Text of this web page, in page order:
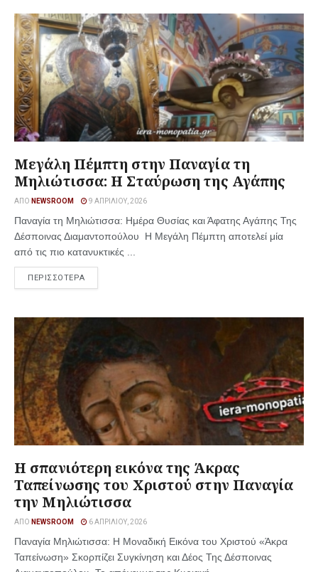
Μεγάλη Πέμπτη στην Παναγία τη
Μηλιώτισσα: Η Σταύρωση της Αγάπης
ΑΠΌ NEWSROOM 9 ΑΠΡΙΛΊΟΥ, 2026
Παναγία τη Μηλιώτισσα: Ημέρα Θυσίας και Άφατης Αγάπης Της
Δέσποινας Διαμαντοπούλου Η Μεγάλη Πέμπτη αποτελεί μία
από τις πιο κατανυκτικές ...
ΠΕΡΙΣΣΟΤΕΡΑ
Η σπανιότερη εικόνα της Άκρας
Ταπείνωσης του Χριστού στην Παναγία
την Μηλιώτισσα
ΑΠΌ NEWSROOM 6 ΑΠΡΙΛΊΟΥ, 2026
Παναγία Μηλιώτισσα: Η Μοναδική Εικόνα του Χριστού «Άκρα
Ταπείνωση» Σκορπίζει Συγκίνηση και Δέος Της Δέσποινας